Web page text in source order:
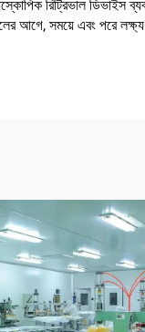
রিট্রিভাল ডিভাইস
আগে, সময়ে এবং পরে লক্ষ্য